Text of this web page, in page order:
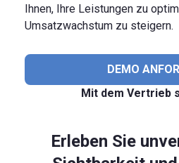
Ihnen, Ihre Leistungen zu
Umsatzwachstum zu steigern.
DEMO
Mit dem Vertrieb
Erleben Sie